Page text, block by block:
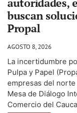
buscan
Propal
AGOSTO 8, 2026
La incertidumbre
Pulpa y Papel
empresas del
Mesa de Diálogo
Comercio del